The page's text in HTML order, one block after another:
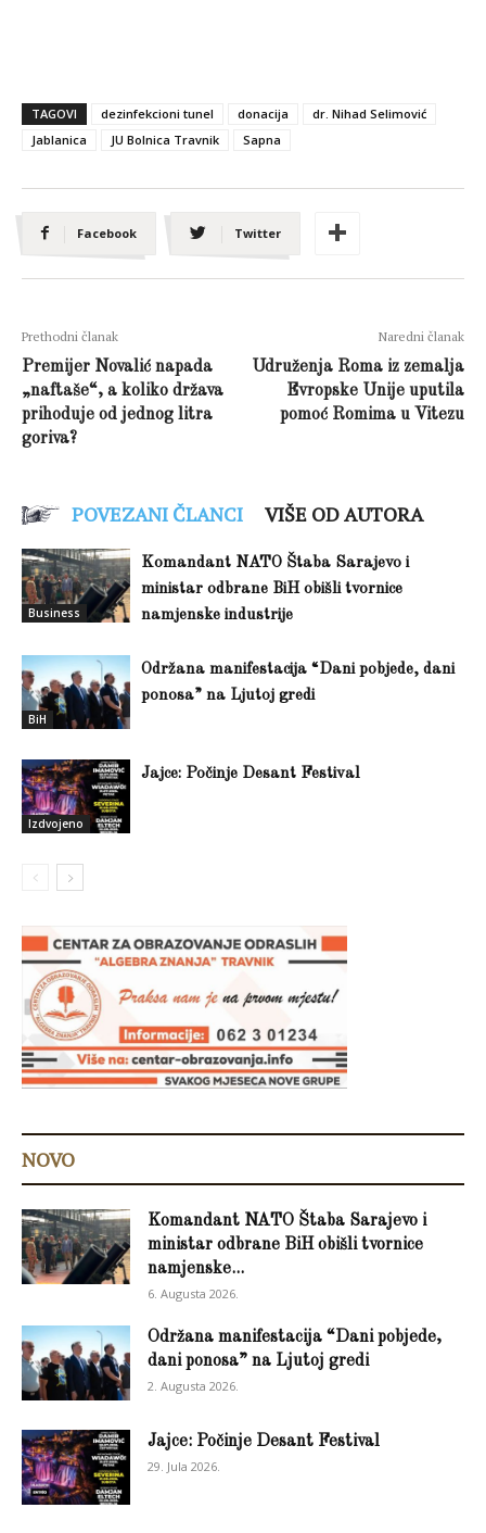
TAGOVI dezinfekcioni tunel donacija
dr. Nihad Selimović
Jablanica
JU Bolnica Travnik Sapna
Facebook Twitter
Prethodni članak
Premijer Novalić napada
„naftaše“, a koliko država
prihoduje od jednog litra
goriva?
Naredni članak
Udruženja Roma iz zemalja
Evropske Unije uputila
pomoć Romima u Vitezu
POVEZANI ČLANCI VIŠE OD AUTORA
Business
Komandant NATO Štaba Sarajevo i
ministar odbrane BiH obišli tvornice
namjenske industrije
BiH
Održana manifestacija “Dani pobjede, dani
ponosa” na Ljutoj gredi
Izdvojeno
Jajce: Počinje Desant Festival
NOVO
Komandant NATO Štaba Sarajevo i
ministar odbrane BiH obišli tvornice
namjenske...
6. Augusta 2026.
Održana manifestacija “Dani pobjede,
dani ponosa” na Ljutoj gredi
2. Augusta 2026.
Jajce: Počinje Desant Festival
29. Jula 2026.